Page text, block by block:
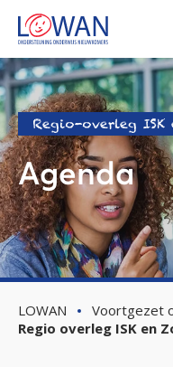
Regio-overleg ISK
Agenda
LOWAN Voortgezet
Regio overleg ISK en